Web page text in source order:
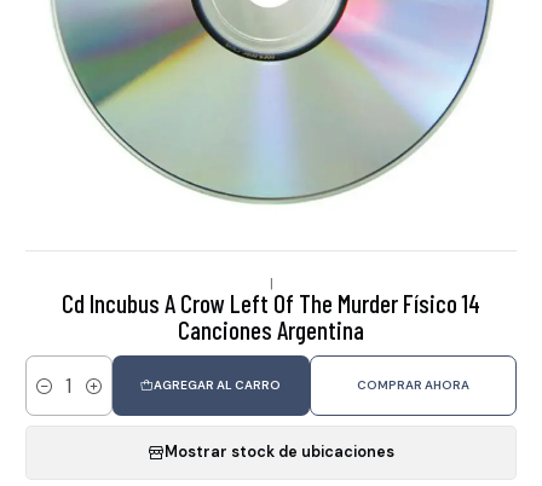
|
Cd Incubus A Crow Left Of The Murder Físico 14
Canciones Argentina
Cantidad
AGREGAR AL CARRO COMPRAR AHORA
Mostrar stock de ubicaciones